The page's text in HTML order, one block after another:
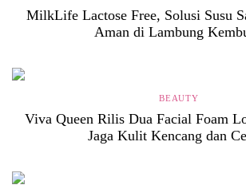
MilkLife Lactose Free, Solusi Susu
Aman di Lambung
BEAUTY
Viva Queen Rilis Dua Facial Foam
Jaga Kulit Kencang dan